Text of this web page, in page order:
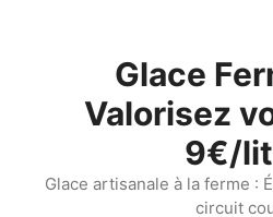
Glace
Valorisez
9€/
Glace artisanale à la ferme :
circuit